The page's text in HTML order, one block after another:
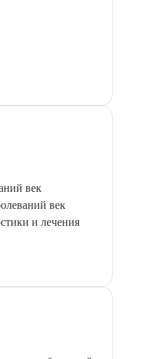
век
век
и лечения